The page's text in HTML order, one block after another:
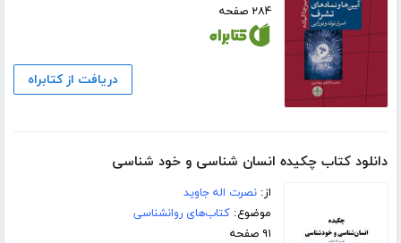
۲۸۴ صفحه
دریافت از کتابراه
دانلود کتاب چکیده انسان شناسی و خود شناسی
از:نصرت اله جاوید
موضوع:کتاب‌های روانشناسی
۹۱ صفحه